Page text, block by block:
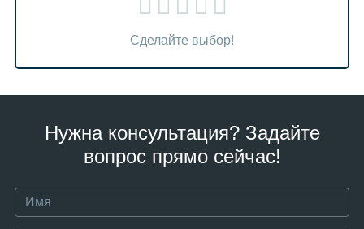
Сделайте выбор!
Нужна консультация? Задайте
вопрос прямо сейчас!